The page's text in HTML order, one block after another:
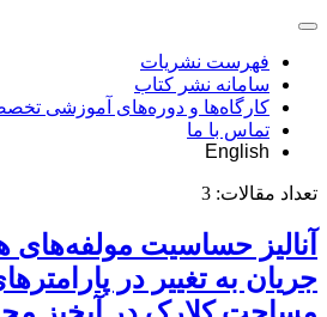
فهرست نشریات
سامانه نشر کتاب
کارگاه‌ها و دوره‌های آموزشی
تماس با ما
English
تعداد مقالات: 3
آنالیز حساسیت مولفه‌های
جریان به تغییر در